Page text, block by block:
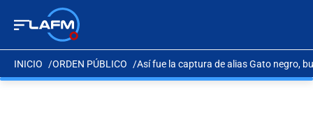
INICIO ORDEN PÚBLICO Así fue la captura de alias Gato negro,